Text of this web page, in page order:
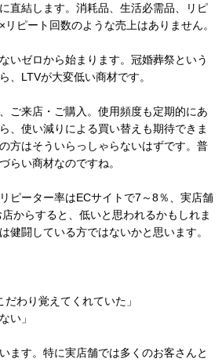
直結します。消耗品、生活必需品、リピ
ピート回数のような売上はありません。
いゼロから始まります。冠婚葬祭という
、LTVが大変低い商材です。
ご来店・ご購入。使用頻度も定期的にあ
、使い減りによる買い替えも期待できま
方はそういらっしゃらないはずです。普
らい商材なのですね。
ピーター率はECサイトで7～8％、実店舗
からすると、低いと思われるかもしれま
健闘している方ではないかと思います。
だわり覚えてくれていた」
い」
ます。特に実店舗では多くのお客さんと